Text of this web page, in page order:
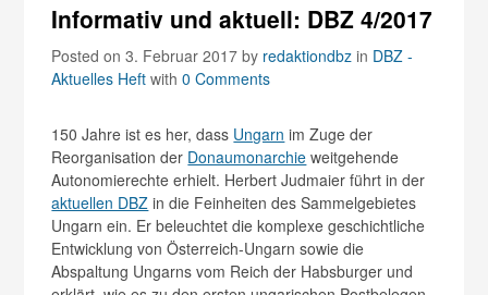
Informativ und aktuell: DBZ 4/2017
Posted on 3. Februar 2017by redaktiondbz in DBZ -
Aktuelles Heft with0 Comments
150 Jahre ist es her, dass Ungarn im Zuge der
Reorganisation der Donaumonarchie weitgehende
Autonomierechte erhielt. Herbert Judmaier führt in der
aktuellen DBZ in die Feinheiten des Sammelgebietes
Ungarn ein. Er beleuchtet die komplexe geschichtliche
Entwicklung von Österreich-Ungarn sowie die
Abspaltung Ungarns vom Reich der Habsburger und